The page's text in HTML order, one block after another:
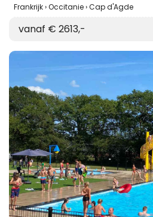
Frankrijk Occitanie Cap d'Agde
vanaf € 2613,-